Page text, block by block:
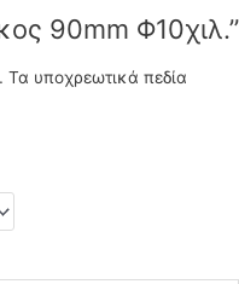
90mm Φ10χιλ.”
Τα υποχρεωτικά πεδία